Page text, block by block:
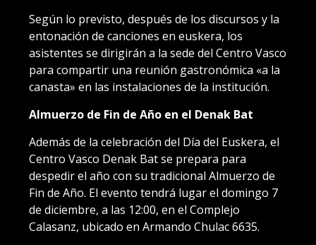
Según lo previsto, después de los discursos y la
entonación de canciones en euskera, los
asistentes se dirigirán a la sede del Centro Vasco
para compartir una reunión gastronómica «a la
canasta» en las instalaciones de la institución.
Almuerzo de Fin de Año en el Denak Bat
Además de la celebración del Día del Euskera, el
Centro Vasco Denak Bat se prepara para
despedir el año con su tradicional Almuerzo de
Fin de Año. El evento tendrá lugar el domingo 7
de diciembre, a las 12:00, en el Complejo
Calasanz, ubicado en Armando Chulac 6635.